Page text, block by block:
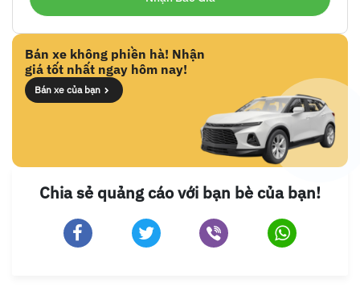
Bán xe không phiền hà! Nhận
giá tốt nhất ngay hôm nay!
Bán xe của bạn
Chia sẻ quảng cáo với bạn bè của bạn!